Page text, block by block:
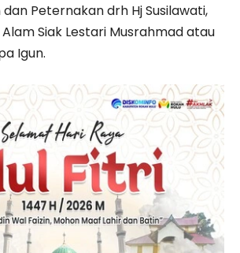
dan Peternakan drh Hj Susilawati,
Siak Lestari Musrahmad atau
Igun.